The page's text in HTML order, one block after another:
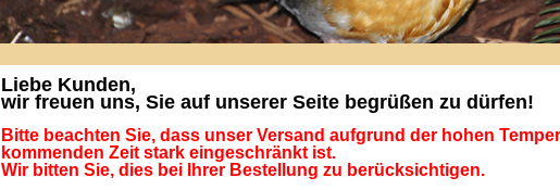
Liebe Kunden,
wir freuen uns, Sie auf unserer Seite begrüßen zu dürfen!
Bitte beachten Sie, dass unser Versand aufgrund der hohen
kommenden Zeit stark eingeschränkt ist.
Wir bitten Sie, dies bei Ihrer Bestellung zu berücksichtigen.